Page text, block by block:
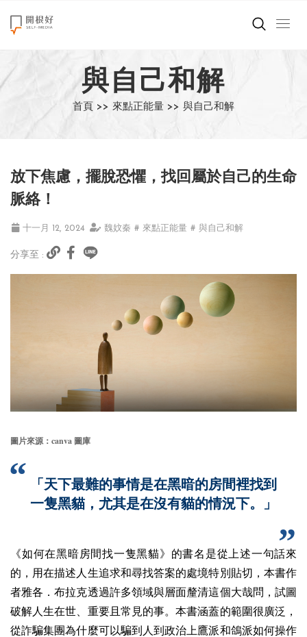
來點正能量
世界在想什麼
創造美好生活
職場商業經濟
影片專區
關於我們
與自己和解
首頁 >> 來點正能量 >> 與自己和解
放下焦慮，擺脫恐懼，找回屬於自己的生命
脈絡！
十一月 12, 2024 魏妏秦 # 來點正能量 # 與自己和解
分享至 :
圖片來源： canva 圖庫
「天下最難的事情是在黑暗的房間裡找到
一隻黑貓，尤其是在沒有貓的情況下。」
《如何在黑暗房間找一隻黑貓》的書名是從上述一句話來
的，用在描述人生追求和尋找答案的處境特別貼切，本書作
者雅各．布拉克透過許多領域與層面釐清這個大哉問，試圖
破解人生在世、重要且常見的事。本書涵蓋的範圍很廣泛，
從詐騙集團為什麼可以騙到人到政治上鷹派和鴿派如何操作